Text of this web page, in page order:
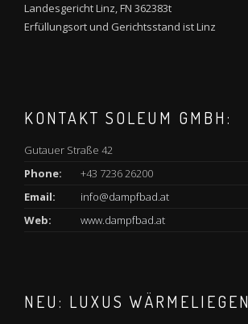
Landesgericht Linz, FN 362383t
Erfüllungsort und Gerichtsstand ist Linz
KONTAKT SOLEUM GMBH:
Gutauer Straße 42
Phone:
+43 7236 26200
Email:
info@dampfbad.at
Web:
www.dampfbad.at
NEU: LUXUS WÄRMELIEGEN